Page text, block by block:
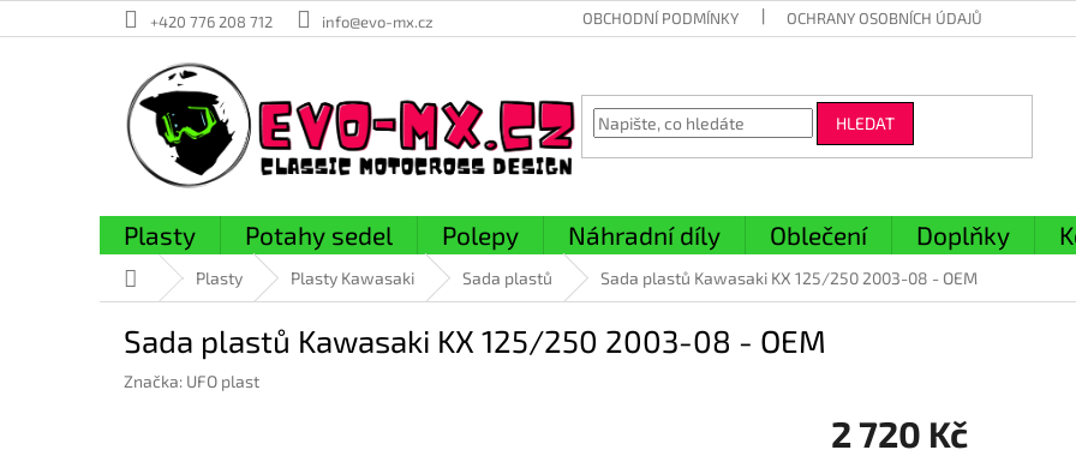
na
+420 776 208 712 info@evo-mx.cz OBCHODNÍ PODMÍNKY OCHRANY OSOBNÍCH ÚDAJŮ
HLEDAT
Plasty Potahy sedel Polepy Náhradní díly Oblečení Doplňky
Domů Plasty Plasty Kawasaki Sada plastů Sada plastů Kawasaki KX 125/250 2003-08 - OEM
Sada plastů Kawasaki KX 125/250 2003-08 - OEM
Značka: UFO plast
2 720 Kč